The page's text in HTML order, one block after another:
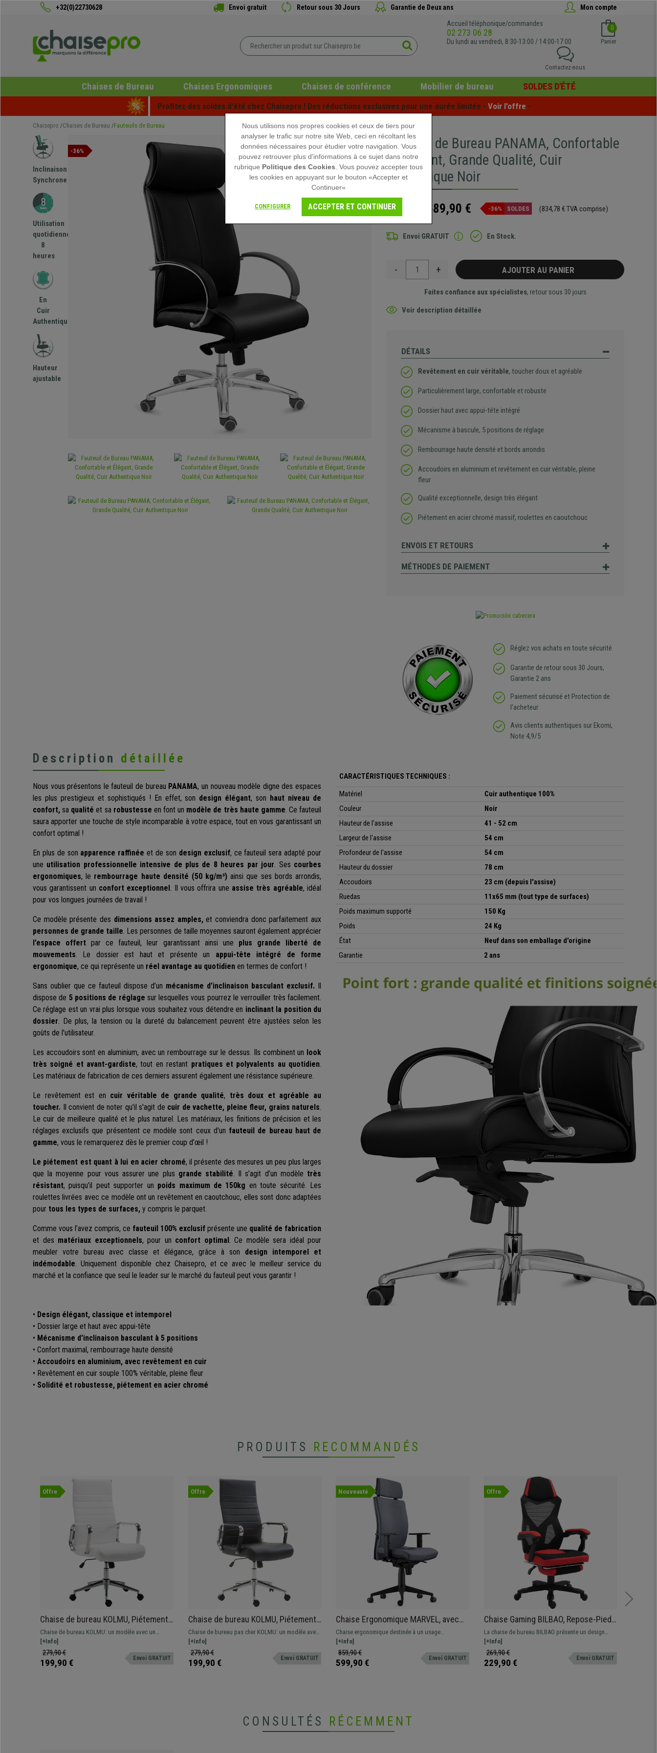
+32(0)22730628 Envoi gratuit Retour sous 30 Jours Garantie de Deux ans Mon compte
Accueil téléphonique/commandes
02 273 06 28
Du lundi au vendredi, 8:30-13:00 / 14:00-17:00
0
Panier
Contactez-nous
Chaises de Bureau Chaises Ergonomiques Chaises de conférence Mobilier de bureau SOLDES D'ÉTÉ
Profitez des soldes d'été chez Chaisepro ! Des réductions exclusives pour une durée limitée - Voir l'offre -
Chaisepro Chaises de Bureau Fauteuils de Bureau
Inclinaison
Synchrone
Utilisation
quotidienne
8
heures
En
Cuir
Authentique
Hauteur
ajustable
-36%
Fauteuil de Bureau PANAMA, Confortable
et Élégant, Grande Qualité, Cuir
Authentique Noir
1.079,90 € 689,90 € -36% SOLDES (834,78 € TVA comprise)
Envoi GRATUIT En Stock.
- + AJOUTER AU PANIER
Faites confiance aux spécialistes, retour sous 30 jours
Voir description détaillée
DÉTAILS
Revêtement en cuir véritable, toucher doux et agréable
Particulièrement large, confortable et robuste
Dossier haut avec appui-tête intégré
Mécanisme à bascule, 5 positions de réglage
Rembourrage haute densité et bords arrondis
Accoudoirs en aluminium et revêtement en cuir véritable, pleine
fleur
Qualité exceptionnelle, design très élégant
Piétement en acier chromé massif, roulettes en caoutchouc
ENVOIS ET RETOURS
MÉTHODES DE PAIEMENT
Réglez vos achats en toute sécurité
Garantie de retour sous 30 Jours,
Garantie 2 ans
Paiement sécurisé et Protection de
l'acheteur
Avis clients authentiques sur Ekomi,
Note 4,9/5
Description détaillée
Nous vous présentons le fauteuil de bureau PANAMA, un nouveau modèle digne des espaces
les plus prestigieux et sophistiqués ! En effet, son design élégant, son haut niveau de
confort, sa qualité et sa robustesse en font un modèle de très haute gamme. Ce fauteuil
saura apporter une touche de style incomparable à votre espace, tout en vous garantissant un
confort optimal !
En plus de son apparence raffinée et de son design exclusif, ce fauteuil sera adapté pour
une utilisation professionnelle intensive de plus de 8 heures par jour. Ses courbes
ergonomiques, le rembourrage haute densité (50 kg/m³)ainsi que ses bords arrondis,
vous garantissent un confort exceptionnel. Il vous offrira une assise très agréable, idéal
pour vos longues journées de travail !
Ce modèle présente des dimensions assez amples,et conviendra donc parfaitement aux
personnes de grande taille. Les personnes de taille moyennes sauront également apprécier
l’espace offert par ce fauteuil, leur garantissant ainsi une plus grande liberté de
mouvements. Le dossier est haut et présente un appui-tête intégré de forme
ergonomique, ce qui représente un réel avantage au quotidien en termes de confort !
Sans oublier que ce fauteuil dispose d’un mécanisme d’inclinaison basculant exclusif. Il
dispose de 5 positions de réglage sur lesquelles vous pourrez le verrouiller très facilement.
Ce réglage est un vrai plus lorsque vous souhaitez vous détendre en inclinant la position du
dossier. De plus, la tension ou la dureté du balancement peuvent être ajustées selon les
goûts de l'utilisateur.
Les accoudoirs sont en aluminium, avec un rembourrage sur le dessus. Ils combinent un look
très soigné et avant-gardiste, tout en restant pratiques et polyvalents au quotidien.
Les matériaux de fabrication de ces derniers assurent également une résistance supérieure.
Le revêtement est en cuir véritable de grande qualité, très doux et agréable au
toucher. Il convient de noter qu'il s'agit de cuir de vachette, pleine fleur, grains naturels.
Le cuir de meilleure qualité et le plus naturel. Les matériaux, les finitions de précision et les
réglages exclusifs que présentent ce modèle sont ceux d'un fauteuil de bureau haut de
gamme, vous le remarquerez dès le premier coup d’œil !
Le piétement est quant à lui en acier chromé, il présente des mesures un peu plus larges
que la moyenne pour vous assurer une plus grande stabilité. Il s’agit d’un modèle très
résistant, puisqu'il peut supporter un poids maximum de 150kg en toute sécurité. Les
roulettes livrées avec ce modèle ont un revêtement en caoutchouc, elles sont donc adaptées
pour tous les types de surfaces, y compris le parquet.
Comme vous l’avez compris, ce fauteuil 100% exclusif présente une qualité de fabrication
et des matériaux exceptionnels, pour un confort optimal. Ce modèle sera idéal pour
meubler votre bureau avec classe et élégance, grâce à son design intemporel et
indémodable. Uniquement disponible chez Chaisepro, et ce avec le meilleur service du
marché et la confiance que seul le leader sur le marché du fauteuil peut vous garantir !
• Design élégant, classique et intemporel
• Dossier large et haut avec appui-tête
• Mécanisme d'inclinaison basculant à 5 positions
• Confort maximal, rembourrage haute densité
• Accoudoirs en aluminium, avec revêtement en cuir
• Revêtement en cuir souple 100% véritable, pleine fleur
• Solidité et robustesse, piétement en acier chromé
CARACTÉRISTIQUES TECHNIQUES :
Matériel
Cuir authentique 100%
Couleur
Noir
Hauteur de l'assise
41 - 52 cm
Largeur de l'assise
54 cm
Profondeur de l'assise
54 cm
Hauteur du dossier
78 cm
Accoudoirs
23 cm (depuis l'assise)
Ruedas
11x65 mm (tout type de surfaces)
Poids maximum supporté
150 Kg
Poids
24 Kg
État
Neuf dans son emballage d'origine
Garantie
2 ans
PRODUITS RECOMMANDÉS
Offre
Chaise de bureau KOLMU, Piétement
métallique, Design avec des coutures
élégantes, Cuir , Blanc
Chaise de bureau KOLMU: un modèle avec un
design original qui associe confort et matériaux de
grande qualité.
[+Info]
279,90 €
199,90 € Envoi GRATUIT
Offre
Chaise de bureau KOLMU, Piétement
métallique, Design avec des coutures
élégantes, Cuir, Noir
Chaise de bureau pas cher KOLMU: un modèle avec
un design original qui associe confort et matériaux
de qualité.
[+Info]
279,90 €
199,90 € Envoi GRATUIT
Nouveauté
Chaise Ergonomique MARVEL, avec
Appui-tête et Support Lombaire, en
Tissu, Gris
Chaise ergonomique destinée à un usage
professionnel avec dossier ajustable, support
lombaire et accoudoirs réglables en hauteur.
[+Info]
859,90 €
599,90 € Envoi GRATUIT
Offre
Chaise Gaming BILBAO, Repose-Pieds
Extensible, Maille et Tissu, Rouge et
Noir
La chaise de bureau BILBAO présente un design
sportif exclusif, son confort est idéal pour étudier,
travailler ou bien jouer à vos jeux-vidéo préférés !
[+Info]
269,90 €
229,90 € Envoi GRATUIT
CONSULTÉS RÉCEMMENT
Nous utilisons nos propres cookies et ceux de tiers pour
analyser le trafic sur notre site Web, ceci en récoltant les
données nécessaires pour étudier votre navigation. Vous
pouvez retrouver plus d'informations à ce sujet dans notre
rubrique Politique des Cookies . Vous pouvez accepter tous
les cookies en appuyant sur le bouton «Accepter et
Continuer»
CONFIGURER ACCEPTER ET CONTINUER